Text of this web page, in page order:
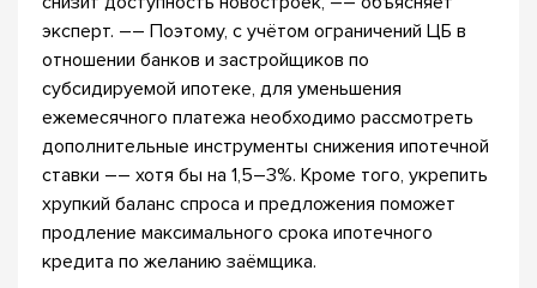
эксперт. –– Поэтому, с учётом ограничений ЦБ в
отношении банков и застройщиков по
субсидируемой ипотеке, для уменьшения
ежемесячного платежа необходимо рассмотреть
дополнительные инструменты снижения ипотечной
ставки –– хотя бы на 1,5–3%. Кроме того, укрепить
хрупкий баланс спроса и предложения поможет
продление максимального срока ипотечного
кредита по желанию заёмщика.